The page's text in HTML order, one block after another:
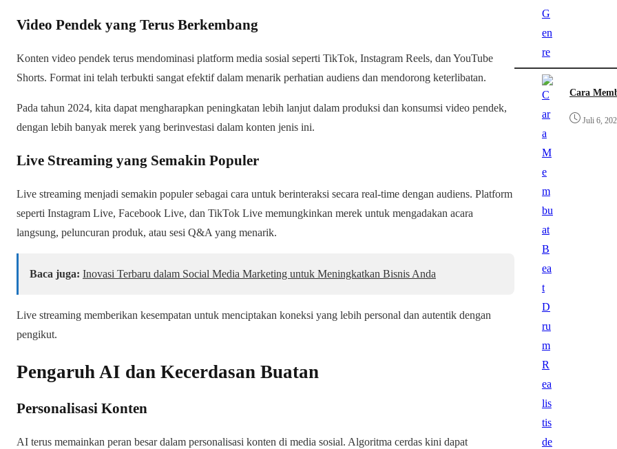
Video Pendek yang Terus Berkembang
Konten video pendek terus mendominasi platform media sosial seperti TikTok, Instagram Reels, dan YouTube
Shorts. Format ini telah terbukti sangat efektif dalam menarik perhatian audiens dan mendorong keterlibatan.
Pada tahun 2024, kita dapat mengharapkan peningkatan lebih lanjut dalam produksi dan konsumsi video pendek,
dengan lebih banyak merek yang berinvestasi dalam konten jenis ini.
Live Streaming yang Semakin Populer
Live streaming menjadi semakin populer sebagai cara untuk berinteraksi secara real-time dengan audiens. Platform
seperti Instagram Live, Facebook Live, dan TikTok Live memungkinkan merek untuk mengadakan acara
langsung, peluncuran produk, atau sesi Q&A yang menarik.
Baca juga: Inovasi Terbaru dalam Social Media Marketing untuk Meningkatkan Bisnis Anda
Live streaming memberikan kesempatan untuk menciptakan koneksi yang lebih personal dan autentik dengan
pengikut.
Pengaruh AI dan Kecerdasan Buatan
Personalisasi Konten
AI terus memainkan peran besar dalam personalisasi konten di media sosial. Algoritma cerdas kini dapat
Cara
Juli 6,